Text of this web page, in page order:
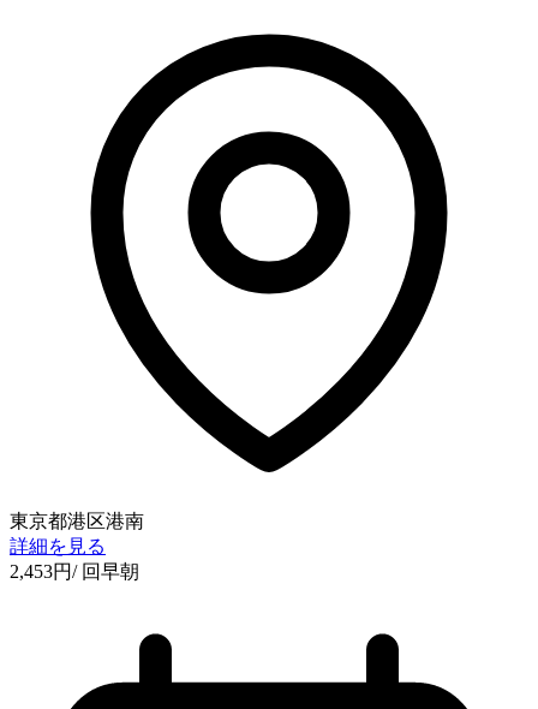
東京都港区港南
詳細を見る
2,453円/ 回早朝